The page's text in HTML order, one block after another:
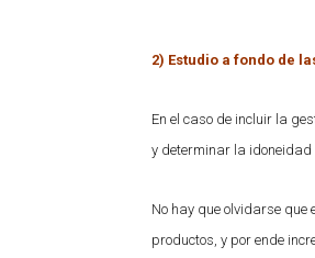
2) Estudio a fondo de
En el caso de incluir la
y determinar la idoneidad
No hay que olvidarse
productos, y por ende